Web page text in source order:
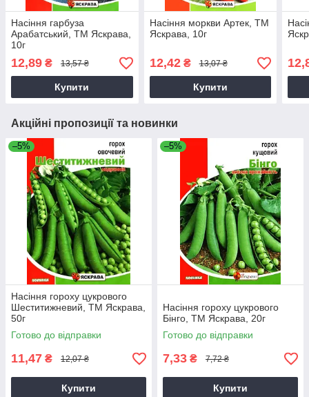
Насіння гарбуза
Арабатський, ТМ Яскрава,
10г
12,89 ₴ 13,57 ₴
Купити
Насіння моркви Артек, ТМ
Яскрава, 10г
12,42₴ 13,07 ₴
Купити
Акційні пропозиції та новинки
–5%
Насіння гороху цукрового
Шеститижневий, ТМ Яскрава,
50г
Готово до відправки
11,47 ₴ 12,07 ₴
Купити
–5%
Насіння гороху цукрового
Бінго, ТМ Яскрава, 20г
Готово до відправки
7,33 ₴ 7,72 ₴
Купити